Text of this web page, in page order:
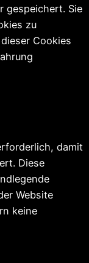
gespeichert. Sie
zu
Cookies
damit
Diese
Website
keine